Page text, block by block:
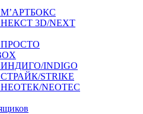
М’АРТБОКС
НЕКСТ 3D/NEXT
ПРОСТО
ИНДИГО/INDIGO
СТРАЙК/STRIKE
НЕОТЕК/NEOTEC